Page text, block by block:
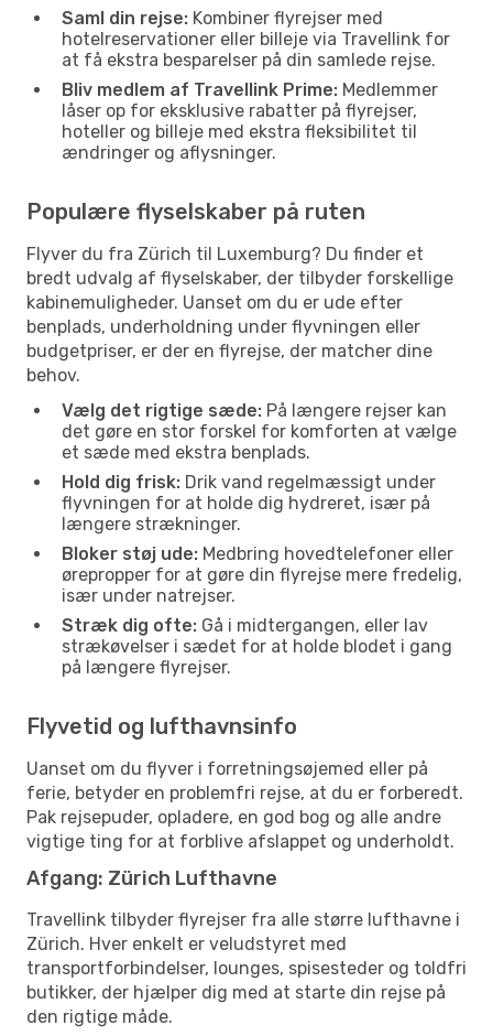
Saml din rejse: Kombiner flyrejser med
hotelreservationer eller billeje via Travellink for
at få ekstra besparelser på din samlede rejse.
Bliv medlem af Travellink Prime: Medlemmer
låser op for eksklusive rabatter på flyrejser,
hoteller og billeje med ekstra fleksibilitet til
ændringer og aflysninger.
Populære flyselskaber på ruten
Flyver du fra Zürich til Luxemburg? Du finder et
bredt udvalg af flyselskaber, der tilbyder forskellige
kabinemuligheder. Uanset om du er ude efter
benplads, underholdning under flyvningen eller
budgetpriser, er der en flyrejse, der matcher dine
behov.
Vælg det rigtige sæde: På længere rejser kan
det gøre en stor forskel for komforten at vælge
et sæde med ekstra benplads.
Hold dig frisk: Drik vand regelmæssigt under
flyvningen for at holde dig hydreret, især på
længere strækninger.
Bloker støj ude: Medbring hovedtelefoner eller
ørepropper for at gøre din flyrejse mere fredelig,
især under natrejser.
Stræk dig ofte: Gå i midtergangen, eller lav
strækøvelser i sædet for at holde blodet i gang
på længere flyrejser.
Flyvetid og lufthavnsinfo
Uanset om du flyver i forretningsøjemed eller på
ferie, betyder en problemfri rejse, at du er forberedt.
Pak rejsepuder, opladere, en god bog og alle andre
vigtige ting for at forblive afslappet og underholdt.
Afgang: Zürich Lufthavne
Travellink tilbyder flyrejser fra alle større lufthavne i
Zürich. Hver enkelt er veludstyret med
transportforbindelser, lounges, spisesteder og toldfri
butikker, der hjælper dig med at starte din rejse på
den rigtige måde.